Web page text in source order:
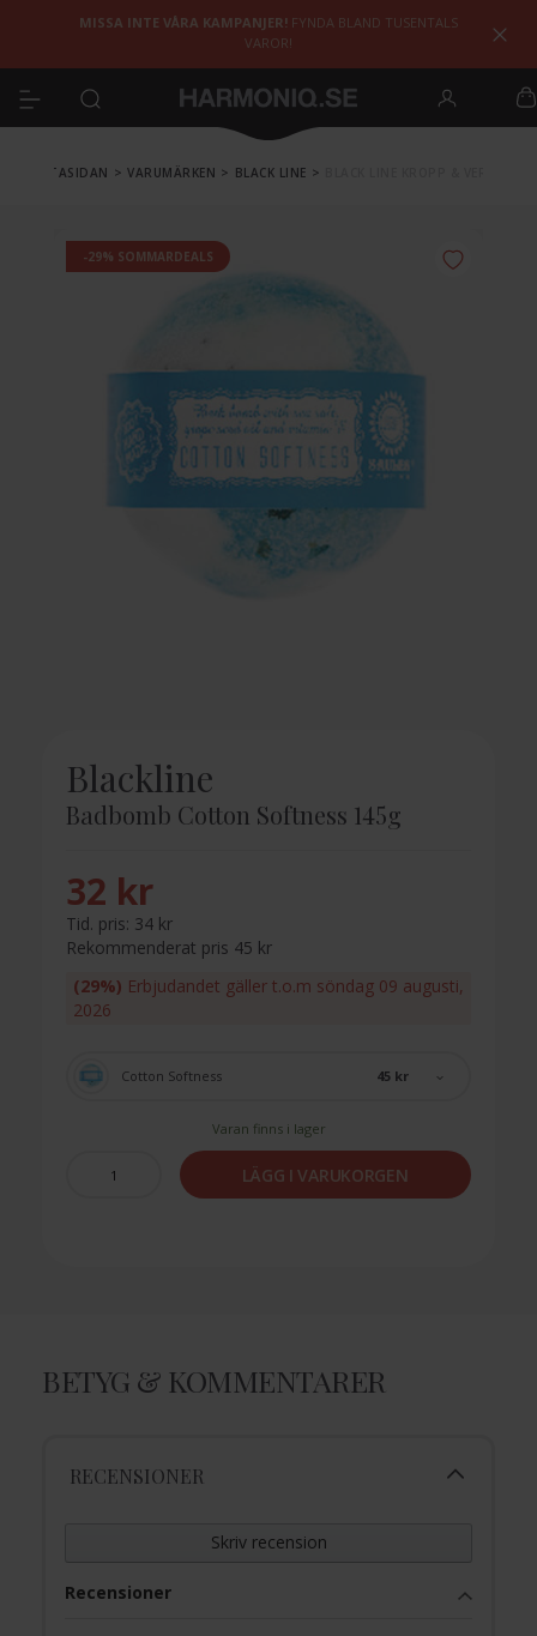
MISSA INTE VÅRA KAMPANJER! FYNDA BLAND TUSENTALS
VAROR!
FÖRSTASIDAN > VARUMÄRKEN > BLACK LINE >
-29% SOMMARDEALS
Blackline
Badbomb Cotton Softness 145g
32 kr
Tid. pris: 34 kr
Rekommenderat pris 45 kr
(29%) Erbjudandet gäller t.o.m söndag 09 augusti,
2026
45 kr
Cotton Softness
Varan finns i lager
LÄGG I VARUKORGEN
BETYG & KOMMENTARER
RECENSIONER
Skriv recension
Recensioner